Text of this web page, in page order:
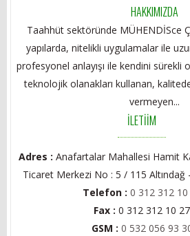
HAKKIMIZDA
Taahhüt sektöründe MÜHENDİSce
yapılarda, nitelikli uygulamalar ile
profesyonel anlayışı ile kendini sürekli
teknolojik olanakları kullanan,
vermeyen...
İLETİİM
Adres : Anafartalar Mahallesi Hamit
Ticaret Merkezi No : 5 / 115 Altındağ
Telefon : 0 312 312 10
Fax :0 312 312 10 27
GSM : 0 532 056 93